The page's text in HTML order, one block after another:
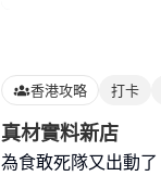
香港攻略 打卡
真材實料新店
為食敢死隊又出動